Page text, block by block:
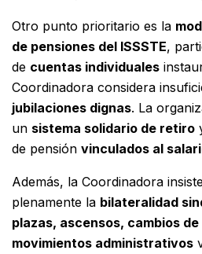
Otro punto prioritario es la
de pensiones del ISSSTE,
de cuentas individuales
Coordinadora considera
jubilaciones dignas. La
un sistema solidario de retiro
de pensión vinculados al
Además, la Coordinadora
plenamente la bilateralidad
plazas, ascensos, cambios
movimientos administrativos